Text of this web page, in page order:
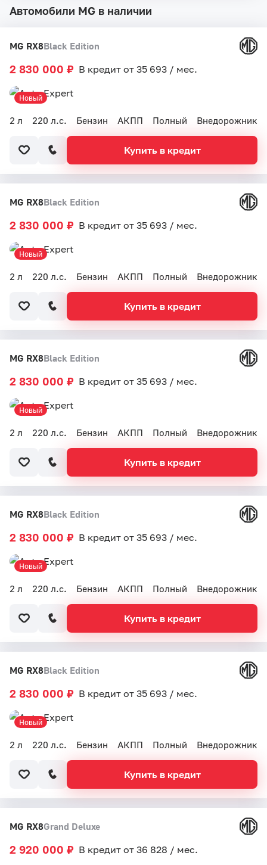
Автомобили MG в наличии
MG RX8Black Edition
2 л 220 л.с. Бензин АКПП Полный Внедорожник
2 830 000 ₽ В кредит от 35 693 / мес.
Новый
Купить в кредит
MG RX8Black Edition
2 л 220 л.с. Бензин АКПП Полный Внедорожник
2 830 000 ₽ В кредит от 35 693 / мес.
Новый
Купить в кредит
MG RX8Black Edition
2 л 220 л.с. Бензин АКПП Полный Внедорожник
2 830 000 ₽ В кредит от 35 693 / мес.
Новый
Купить в кредит
MG RX8Black Edition
2 л 220 л.с. Бензин АКПП Полный Внедорожник
2 830 000 ₽ В кредит от 35 693 / мес.
Новый
Купить в кредит
MG RX8Black Edition
2 л 220 л.с. Бензин АКПП Полный Внедорожник
2 830 000 ₽ В кредит от 35 693 / мес.
Новый
Купить в кредит
MG RX8Grand Deluxe
2 920 000 ₽ В кредит от 36 828 / мес.